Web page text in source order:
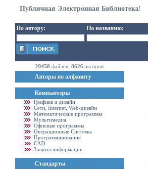
Публичная Электронная Библиотека!
По автору: По названию:
20458 файлов, 8626 авторов
Авторы по алфавиту
Компьютеры
Графика и дизайн
Cети, Internet, Web-дизайн
Математические программы
Мультимедиа
Офисные программы
Операционные Системы
Программирование
CAD
Защита информации
Стандарты